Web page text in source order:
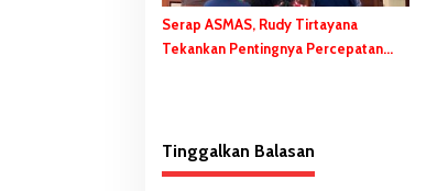
Serap ASMAS, Rudy Tirtayana
Tekankan Pentingnya Percepatan
Tinggalkan Balasan